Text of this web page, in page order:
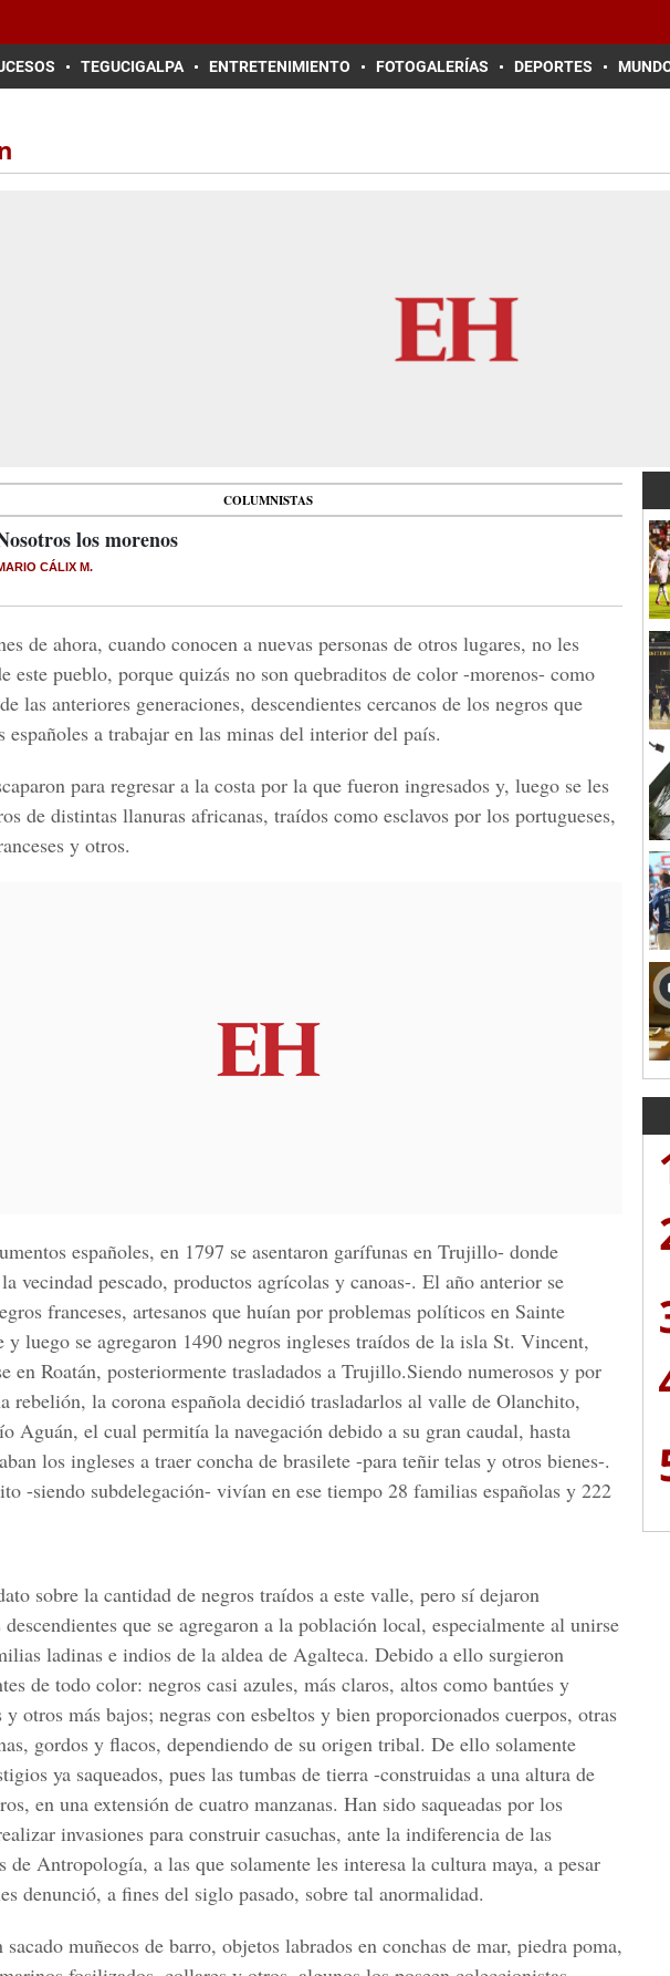
TEGUCIGALPA ENTRETENIMIENTO FOTOGALERÍAS DEPORTES
COLUMNISTAS
los morenos
CÁLIX M.
de ahora, cuando conocen a nuevas personas de otros lugares, no les
este pueblo, porque quizás no son quebraditos de color -morenos- como
las anteriores generaciones, descendientes cercanos de los negros que
españoles a trabajar en las minas del interior del país.
para regresar a la costa por la que fueron ingresados y, luego se les
de distintas llanuras africanas, traídos como esclavos por los portugueses,
y otros.
españoles, en 1797 se asentaron garífunas en Trujillo- donde
vecindad pescado, productos agrícolas y canoas-. El año anterior se
franceses, artesanos que huían por problemas políticos en Sainte
y luego se agregaron 1490 negros ingleses traídos de la isla St. Vincent,
en Roatán, posteriormente trasladados a Trujillo.Siendo numerosos y por
rebelión, la corona española decidió trasladarlos al valle de Olanchito,
Aguán, el cual permitía la navegación debido a su gran caudal, hasta
los ingleses a traer concha de brasilete -para teñir telas y otros bienes-.
-siendo subdelegación- vivían en ese tiempo 28 familias españolas y 222
sobre la cantidad de negros traídos a este valle, pero sí dejaron
descendientes que se agregaron a la población local, especialmente al unirse
ladinas e indios de la aldea de Agalteca. Debido a ello surgieron
de todo color: negros casi azules, más claros, altos como bantúes y
y otros más bajos; negras con esbeltos y bien proporcionados cuerpos, otras
gordos y flacos, dependiendo de su origen tribal. De ello solamente
ya saqueados, pues las tumbas de tierra -construidas a una altura de
en una extensión de cuatro manzanas. Han sido saqueadas por los
invasiones para construir casuchas, ante la indiferencia de las
de Antropología, a las que solamente les interesa la cultura maya, a pesar
denunció, a fines del siglo pasado, sobre tal anormalidad.
muñecos de barro, objetos labrados en conchas de mar, piedra poma,